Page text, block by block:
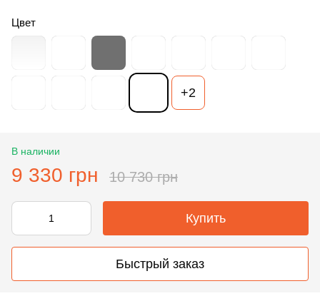
Цвет
+2
В наличии
9 330 грн 10 730 грн
Купить
Быстрый заказ